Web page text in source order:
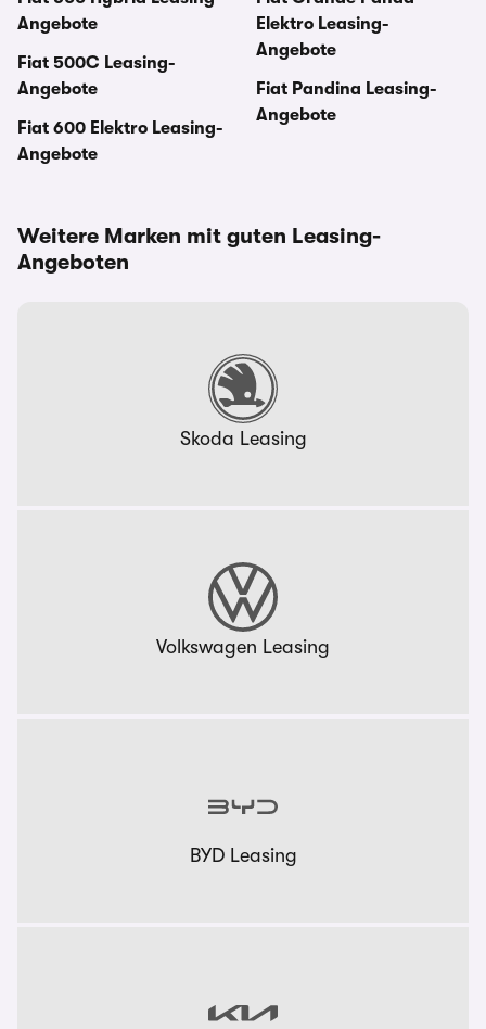
Angebote
Fiat 500C Leasing-
Angebote
Fiat 600 Elektro Leasing-
Angebote
Elektro Leasing-
Angebote
Fiat Pandina Leasing-
Angebote
Weitere Marken mit guten Leasing-
Angeboten
Skoda Leasing
Volkswagen Leasing
BYD Leasing